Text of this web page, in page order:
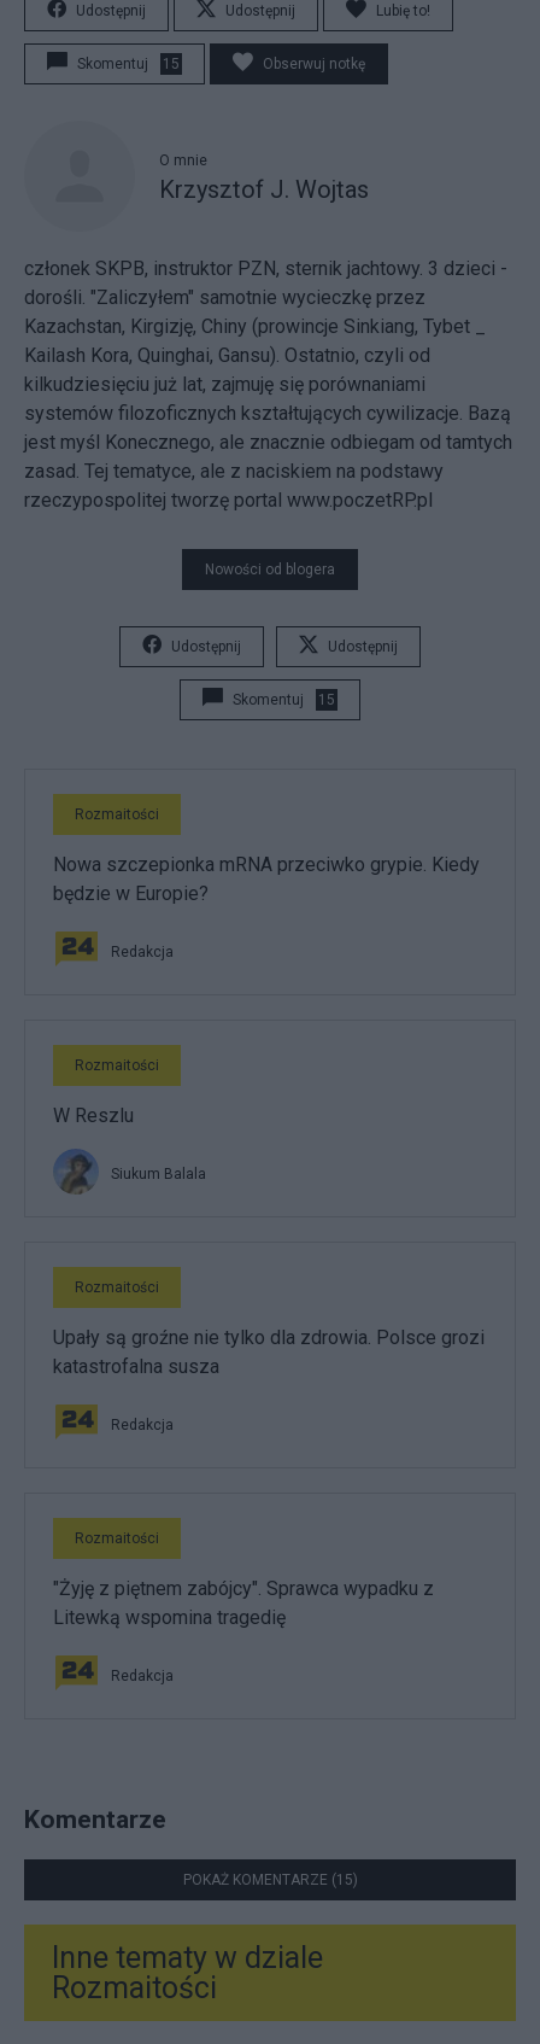
Udostępnij Udostępnij Lubię to!
Skomentuj 15 Obserwuj notkę
O mnie
Krzysztof J. Wojtas
członek SKPB, instruktor PZN, sternik jachtowy. 3 dzieci -
dorośli. "Zaliczyłem" samotnie wycieczkę przez
Kazachstan, Kirgizję, Chiny (prowincje Sinkiang, Tybet _
Kailash Kora, Quinghai, Gansu). Ostatnio, czyli od
kilkudziesięciu już lat, zajmuję się porównaniami
systemów filozoficznych kształtujących cywilizacje. Bazą
jest myśl Konecznego, ale znacznie odbiegam od tamtych
zasad. Tej tematyce, ale z naciskiem na podstawy
rzeczypospolitej tworzę portal www.poczetRP.pl
Nowości od blogera
Udostępnij Udostępnij
Skomentuj 15
Rozmaitości
Nowa szczepionka mRNA przeciwko grypie. Kiedy
będzie w Europie?
Redakcja
Rozmaitości
W Reszlu
Siukum Balala
Rozmaitości
Upały są groźne nie tylko dla zdrowia. Polsce grozi
katastrofalna susza
Redakcja
Rozmaitości
"Żyję z piętnem zabójcy". Sprawca wypadku z
Litewką wspomina tragedię
Redakcja
Komentarze
POKAŻ KOMENTARZE (15)
Inne tematy w dziale
Rozmaitości